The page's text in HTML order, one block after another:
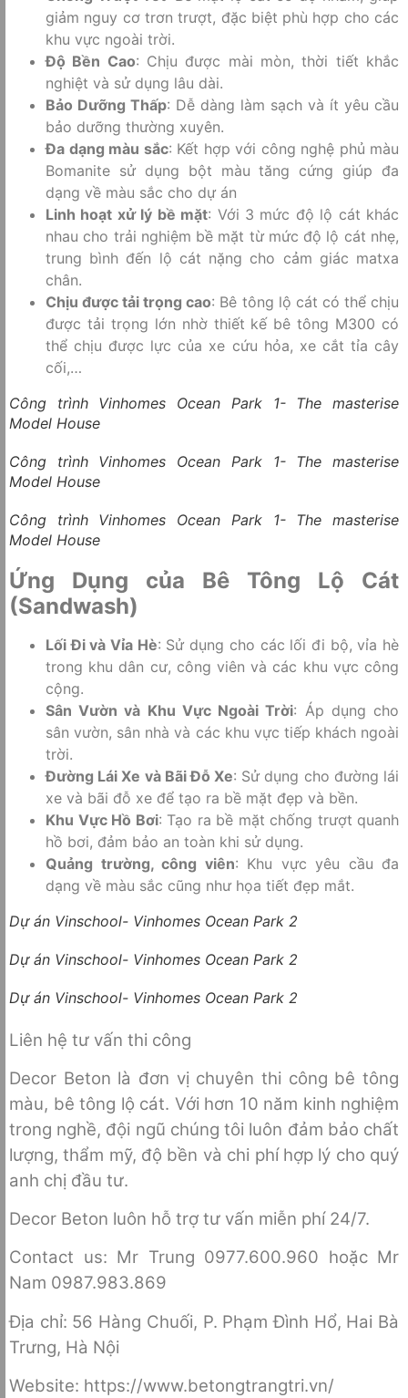
giảm nguy cơ trơn trượt, đặc biệt phù hợp cho các
khu vực ngoài trời.
Độ Bền Cao: Chịu được mài mòn, thời tiết khắc
nghiệt và sử dụng lâu dài.
Bảo Dưỡng Thấp: Dễ dàng làm sạch và ít yêu cầu
bảo dưỡng thường xuyên.
Đa dạng màu sắc: Kết hợp với công nghệ phủ màu
Bomanite sử dụng bột màu tăng cứng giúp đa
dạng về màu sắc cho dự án
Linh hoạt xử lý bề mặt: Với 3 mức độ lộ cát khác
nhau cho trải nghiệm bề mặt từ mức độ lộ cát nhẹ,
trung bình đến lộ cát nặng cho cảm giác matxa
chân.
Chịu được tải trọng cao: Bê tông lộ cát có thể chịu
được tải trọng lớn nhờ thiết kế bê tông M300 có
thể chịu được lực của xe cứu hỏa, xe cắt tỉa cây
cối,…
Công trình Vinhomes Ocean Park 1- The masterise
Model House
Công trình Vinhomes Ocean Park 1- The masterise
Model House
Công trình Vinhomes Ocean Park 1- The masterise
Model House
Ứng Dụng của Bê Tông Lộ Cát
(Sandwash)
Lối Đi và Vỉa Hè: Sử dụng cho các lối đi bộ, vỉa hè
trong khu dân cư, công viên và các khu vực công
cộng.
Sân Vườn và Khu Vực Ngoài Trời: Áp dụng cho
sân vườn, sân nhà và các khu vực tiếp khách ngoài
trời.
Đường Lái Xe và Bãi Đỗ Xe: Sử dụng cho đường lái
xe và bãi đỗ xe để tạo ra bề mặt đẹp và bền.
Khu Vực Hồ Bơi: Tạo ra bề mặt chống trượt quanh
hồ bơi, đảm bảo an toàn khi sử dụng.
Quảng trường, công viên: Khu vực yêu cầu đa
dạng về màu sắc cũng như họa tiết đẹp mắt.
Dự án Vinschool- Vinhomes Ocean Park 2
Dự án Vinschool- Vinhomes Ocean Park 2
Dự án Vinschool- Vinhomes Ocean Park 2
Liên hệ tư vấn thi công
Decor Beton là đơn vị chuyên thi công bê tông
màu, bê tông lộ cát. Với hơn 10 năm kinh nghiệm
trong nghề, đội ngũ chúng tôi luôn đảm bảo chất
lượng, thẩm mỹ, độ bền và chi phí hợp lý cho quý
anh chị đầu tư.
Decor Beton luôn hỗ trợ tư vấn miễn phí 24/7.
Contact us: Mr Trung 0977.600.960 hoặc Mr
Nam 0987.983.869
Địa chỉ: 56 Hàng Chuối, P. Phạm Đình Hổ, Hai Bà
Trưng, Hà Nội
Website: https://www.betongtrangtri.vn/